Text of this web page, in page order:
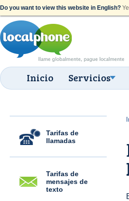
Do you want to view this website in English?
Inicio Servicios
Tarifas de
llamadas
Tarifas de
mensajes de
texto